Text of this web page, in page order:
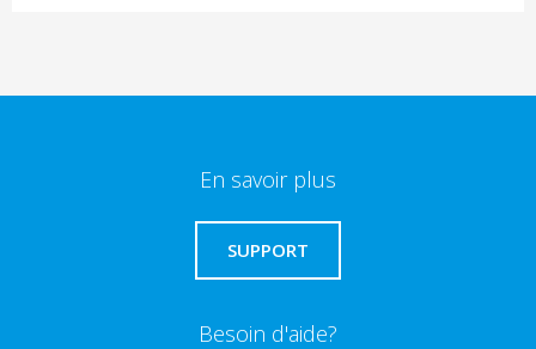
En savoir plus
SUPPORT
Besoin d'aide?